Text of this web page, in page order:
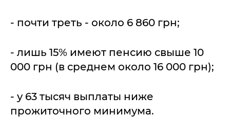
- почти треть - около 6 860 грн;
- лишь 15% имеют пенсию свыше 10
000 грн (в среднем около 16 000 грн);
- у 63 тысяч выплаты ниже
прожиточного минимума.